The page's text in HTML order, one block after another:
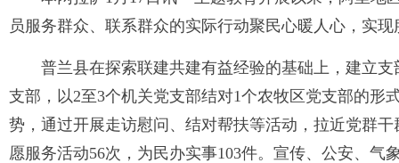
员服务群众、联系群众的实际行动聚民心暖人心，实现
普兰县在探索联建共建有益经验的基础上，建立
支部，以2至3个机关党支部结对1个农牧区党支部的
势，通过开展走访慰问、结对帮扶等活动，拉近党群
愿服务活动56次，为民办实事103件。宣传、公安、